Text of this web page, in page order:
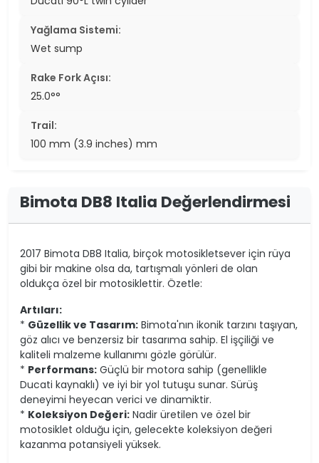
Yağlama Sistemi:
Wet sump
Rake Fork Açısı:
25.0°°
Trail:
100 mm (3.9 inches) mm
Bimota DB8 Italia Değerlendirmesi
2017 Bimota DB8 Italia, birçok motosikletsever için rüya
gibi bir makine olsa da, tartışmalı yönleri de olan
oldukça özel bir motosiklettir. Özetle:
Artıları:
* Güzellik ve Tasarım: Bimota'nın ikonik tarzını taşıyan,
göz alıcı ve benzersiz bir tasarıma sahip. El işçiliği ve
kaliteli malzeme kullanımı gözle görülür.
* Performans: Güçlü bir motora sahip (genellikle
Ducati kaynaklı) ve iyi bir yol tutuşu sunar. Sürüş
deneyimi heyecan verici ve dinamiktir.
* Koleksiyon Değeri: Nadir üretilen ve özel bir
motosiklet olduğu için, gelecekte koleksiyon değeri
kazanma potansiyeli yüksek.